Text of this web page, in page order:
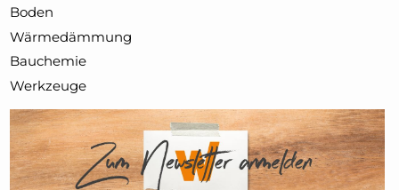
Boden
Wärmedämmung
Bauchemie
Werkzeuge